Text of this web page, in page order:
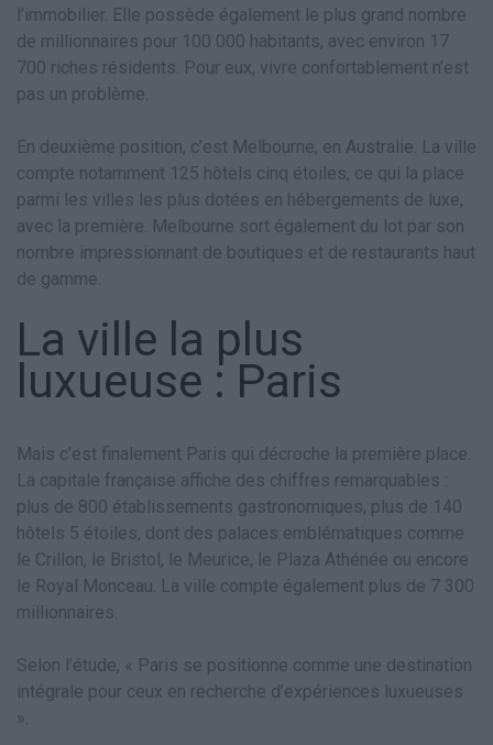
l’immobilier. Elle possède également le plus grand nombre
de millionnaires pour 100 000 habitants, avec environ 17
700 riches résidents. Pour eux, vivre confortablement n’est
pas un problème.
En deuxième position, c’est Melbourne, en Australie. La ville
compte notamment 125 hôtels cinq étoiles, ce qui la place
parmi les villes les plus dotées en hébergements de luxe,
avec la première. Melbourne sort également du lot par son
nombre impressionnant de boutiques et de restaurants haut
de gamme.
La ville la plus
luxueuse : Paris
Mais c’est finalement Paris qui décroche la première place.
La capitale française affiche des chiffres remarquables :
plus de 800 établissements gastronomiques, plus de 140
hôtels 5 étoiles, dont des palaces emblématiques comme
le Crillon, le Bristol, le Meurice, le Plaza Athénée ou encore
le Royal Monceau. La ville compte également plus de 7 300
millionnaires.
Selon l’étude, « Paris se positionne comme une destination
intégrale pour ceux en recherche d’expériences luxueuses
».